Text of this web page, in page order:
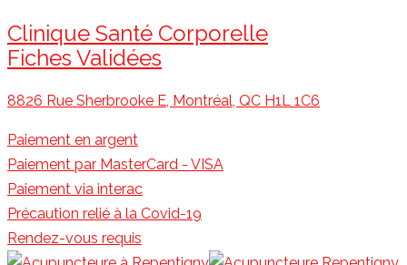
Clinique Santé Corporelle
Fiches Validées
8826 Rue Sherbrooke E, Montréal, QC H1L 1C6
Paiement en argent
Paiement par MasterCard - VISA
Paiement via interac
Précaution relié à la Covid-19
Rendez-vous requis